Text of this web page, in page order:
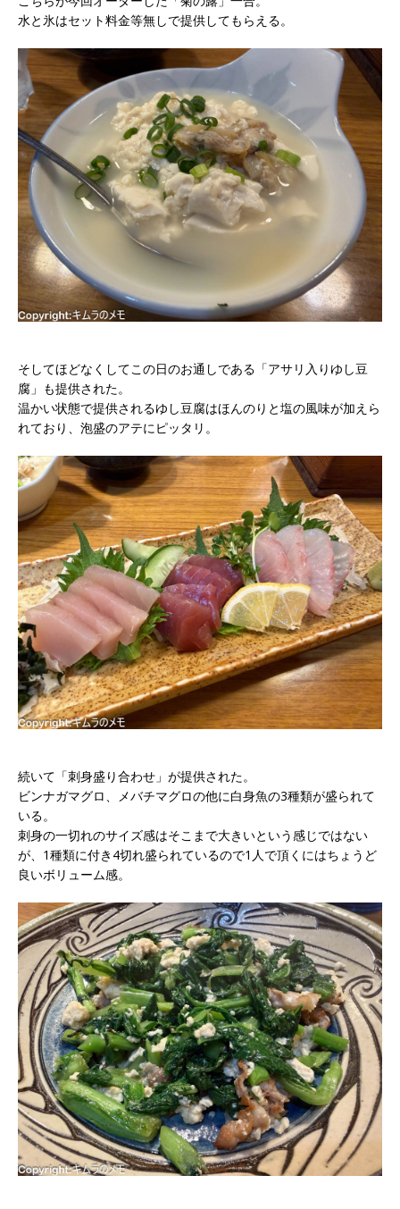
水と氷はセット料金等無しで提供してもらえる。
そしてほどなくしてこの日のお通しである「アサリ入りゆし豆
腐」も提供された。
温かい状態で提供されるゆし豆腐はほんのりと塩の風味が加えら
れており、泡盛のアテにピッタリ。
続いて「刺身盛り合わせ」が提供された。
ビンナガマグロ、メバチマグロの他に白身魚の3種類が盛られて
いる。
刺身の一切れのサイズ感はそこまで大きいという感じではない
が、1種類に付き4切れ盛られているので1人で頂くにはちょうど
良いボリューム感。